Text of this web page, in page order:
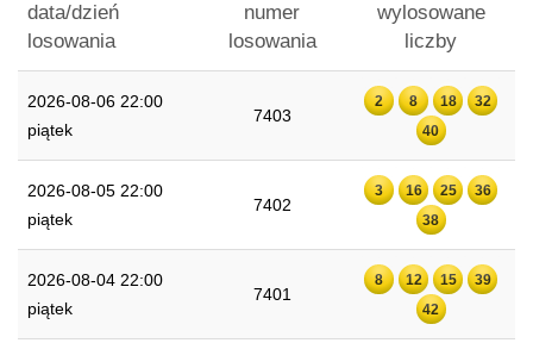
data/dzień
losowania
numer
losowania
wylosowane
liczby
2026-08-06 22:00
piątek
7403
2 8 18
32
40
2026-08-05 22:00
piątek
7402
3 16 25
36
38
2026-08-04 22:00
piątek
7401
8 12 15
39
42